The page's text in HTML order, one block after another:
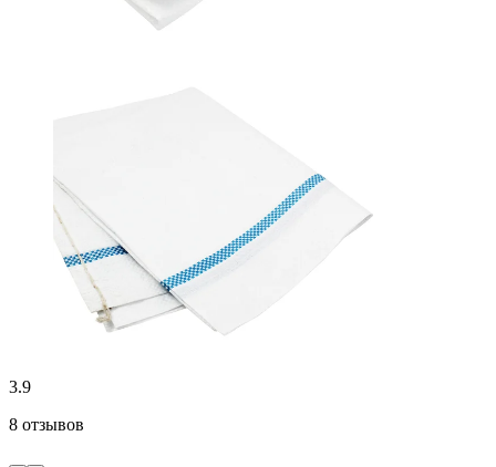
3.9
8 отзывов